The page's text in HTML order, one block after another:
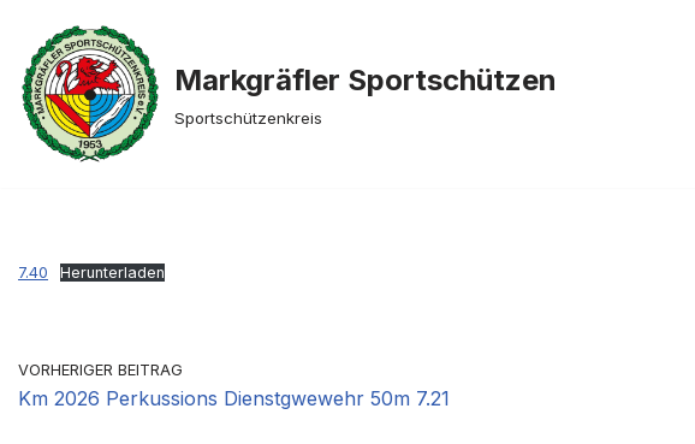
Zum
Inhalt
springen
Markgräfler Sportschützen
Sportschützenkreis
7.40 Herunterladen
VORHERIGER BEITRAG
Km 2026 Perkussions Dienstgwewehr 50m 7.21